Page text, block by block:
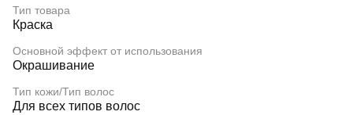
Тип товара
Краска
Основной эффект от использования
Окрашивание
Тип кожи/Тип волос
Для всех типов волос